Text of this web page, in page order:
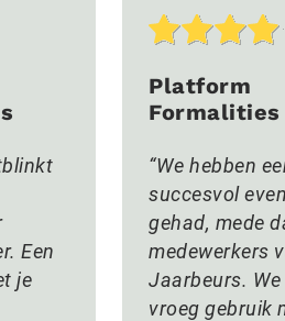
Een
je
Platform
We hebben
succesvol
gehad, mede
medewerkers
Jaarbeurs.
vroeg gebruik